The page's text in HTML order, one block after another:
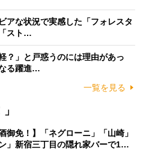
アな状況で実感した「フォレスタ
スト…
？」と戸惑うのには理由があっ
る躍進…
一覧を見る
御免！】「ネグローニ」「山崎」
」新宿三丁目の隠れ家バーで1…